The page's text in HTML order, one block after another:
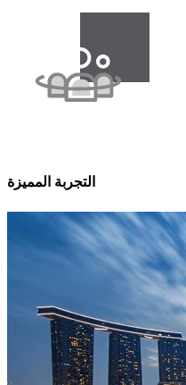
التجربة المميزة